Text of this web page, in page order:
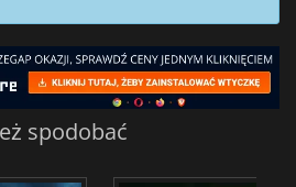
spodobać